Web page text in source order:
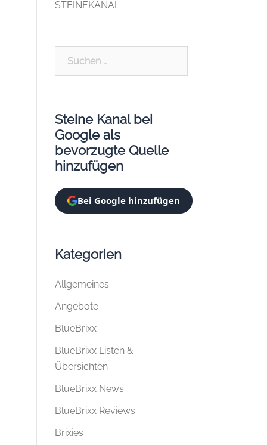
STEINEKANAL
Steine Kanal bei
Google als
bevorzugte Quelle
hinzufügen
Bei Google hinzufügen
Kategorien
Allgemeines
Angebote
BlueBrixx
BlueBrixx Listen &
Übersichten
BlueBrixx News
BlueBrixx Reviews
Brixies